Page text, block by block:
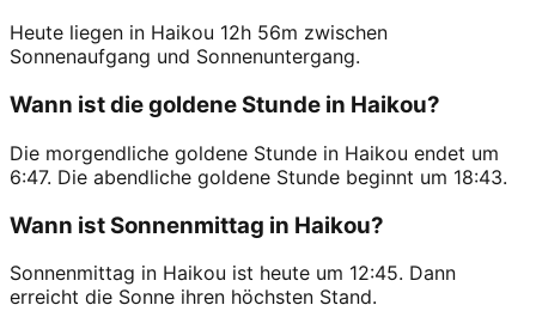
Heute liegen in Haikou 12h 56m zwischen
Sonnenaufgang und Sonnenuntergang.
Wann ist die goldene Stunde in Haikou?
Die morgendliche goldene Stunde in Haikou endet um
6:47. Die abendliche goldene Stunde beginnt um 18:43.
Wann ist Sonnenmittag in Haikou?
Sonnenmittag in Haikou ist heute um 12:45. Dann
erreicht die Sonne ihren höchsten Stand.